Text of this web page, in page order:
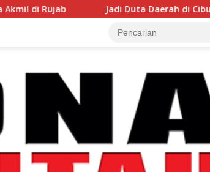
Jadi Duta Daerah di Cibubur Bupati